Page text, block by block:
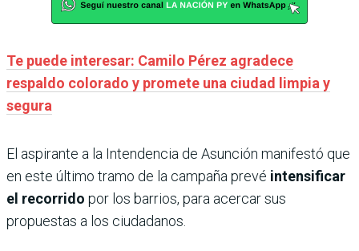
Te puede interesar: Camilo Pérez agradece
respaldo colorado y promete una ciudad limpia y
segura
El aspirante a la Intendencia de Asunción manifestó que
en este último tramo de la campaña prevé intensificar
el recorrido por los barrios, para acercar sus
propuestas a los ciudadanos.